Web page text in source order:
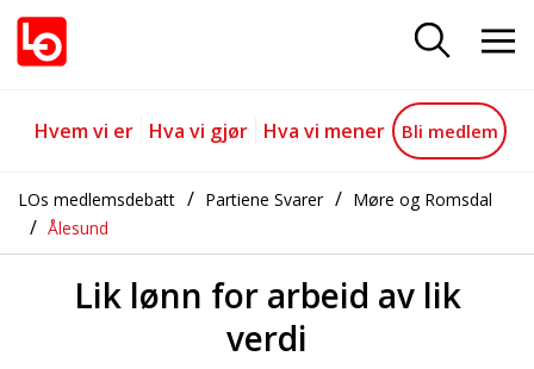
Lik lønn for arbeid av lik verdi
Gå til hovedinnhold
Gå til navigasjon
Hvem vi er Hva vi gjør Hva vi mener Bli medlem
LOs medlemsdebatt Partiene Svarer
Møre og Romsdal
Ålesund
Lik lønn for arbeid av lik
verdi